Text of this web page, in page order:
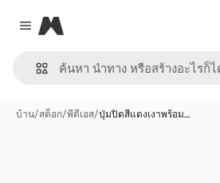
Close menu
Magnific
บ้าน/สต็อก/พีดีเอส/ปุ่มปิดสีแดงเงาพร้อม…